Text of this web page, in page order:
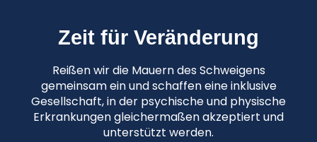
Zeit für Veränderung
Reißen wir die Mauern des Schweigens
gemeinsam ein und schaffen eine inklusive
Gesellschaft, in der psychische und physische
Erkrankungen gleichermaßen akzeptiert und
unterstützt werden.